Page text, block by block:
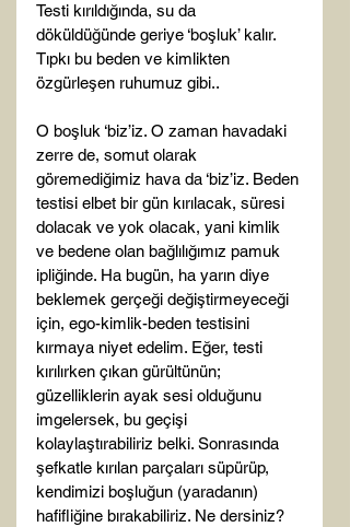
Testi kırıldığında, su da
döküldüğünde geriye ‘boşluk’ kalır.
Tıpkı bu beden ve kimlikten
özgürleşen ruhumuz gibi..
O boşluk ‘biz’iz. O zaman havadaki
zerre de, somut olarak
göremediğimiz hava da ‘biz’iz. Beden
testisi elbet bir gün kırılacak, süresi
dolacak ve yok olacak, yani kimlik
ve bedene olan bağlılığımız pamuk
ipliğinde. Ha bugün, ha yarın diye
beklemek gerçeği değiştirmeyeceği
için, ego-kimlik-beden testisini
kırmaya niyet edelim. Eğer, testi
kırılırken çıkan gürültünün;
güzelliklerin ayak sesi olduğunu
imgelersek, bu geçişi
kolaylaştırabiliriz belki. Sonrasında
şefkatle kırılan parçaları süpürüp,
kendimizi boşluğun (yaradanın)
hafifliğine bırakabiliriz. Ne dersiniz?